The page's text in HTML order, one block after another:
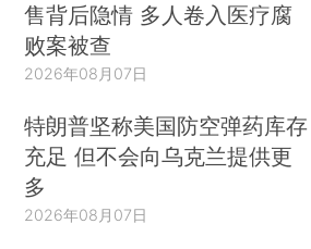
售背后隐情 多人卷入医疗腐
败案被查
2026年08月07日
特朗普坚称美国防空弹药库存
充足 但不会向乌克兰提供更
多
2026年08月07日